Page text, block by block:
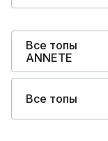
Все топы
ANNETE
Все топы